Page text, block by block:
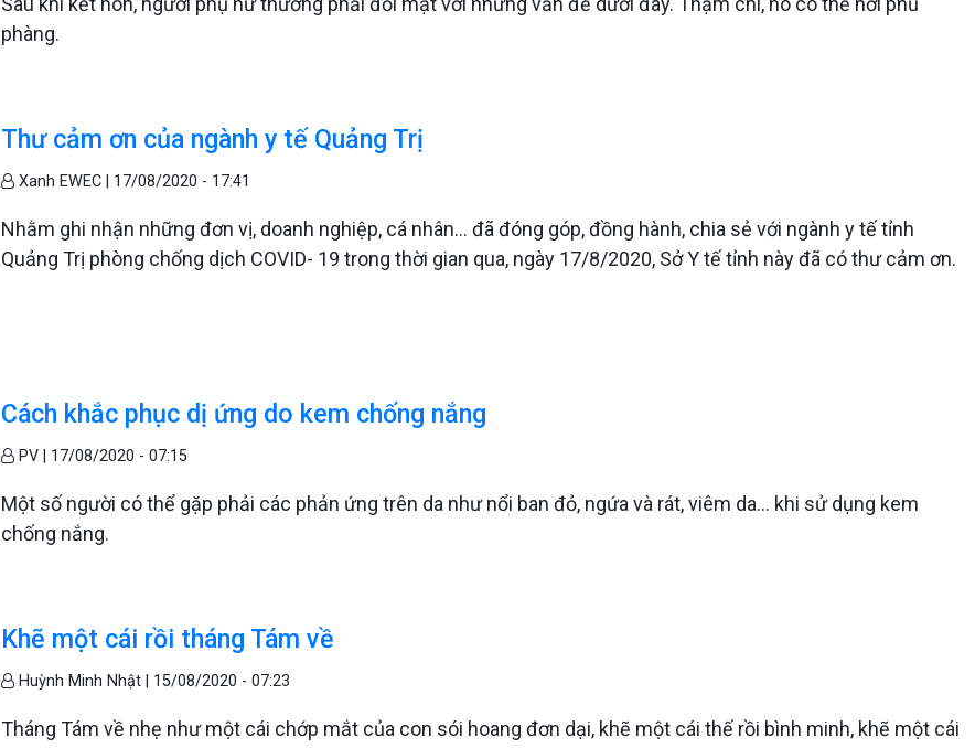
phàng.
Thư cảm ơn của ngành y tế Quảng Trị
Xanh EWEC | 17/08/2020 - 17:41
Nhằm ghi nhận những đơn vị, doanh nghiệp, cá nhân... đã đóng góp, đồng hành, chia sẻ với ngành y tế tỉnh
Quảng Trị phòng chống dịch COVID- 19 trong thời gian qua, ngày 17/8/2020, Sở Y tế tỉnh này đã có thư cảm ơn.
Cách khắc phục dị ứng do kem chống nắng
PV | 17/08/2020 - 07:15
Một số người có thể gặp phải các phản ứng trên da như nổi ban đỏ, ngứa và rát, viêm da... khi sử dụng kem
chống nắng.
Khẽ một cái rồi tháng Tám về
Huỳnh Minh Nhật | 15/08/2020 - 07:23
Tháng Tám về nhẹ như một cái chớp mắt của con sói hoang đơn dại, khẽ một cái thế rồi bình minh, khẽ một cái